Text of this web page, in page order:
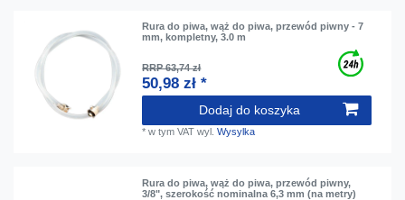
Rura do piwa, wąż do piwa, przewód piwny - 7
mm, kompletny, 3.0 m
RRP 63,74 zł
50,98 zł *
Dodaj do koszyka
*w tym VAT wyl.Wysylka
Rura do piwa, wąż do piwa, przewód piwny,
3/8", szerokość nominalna 6,3 mm (na metry)